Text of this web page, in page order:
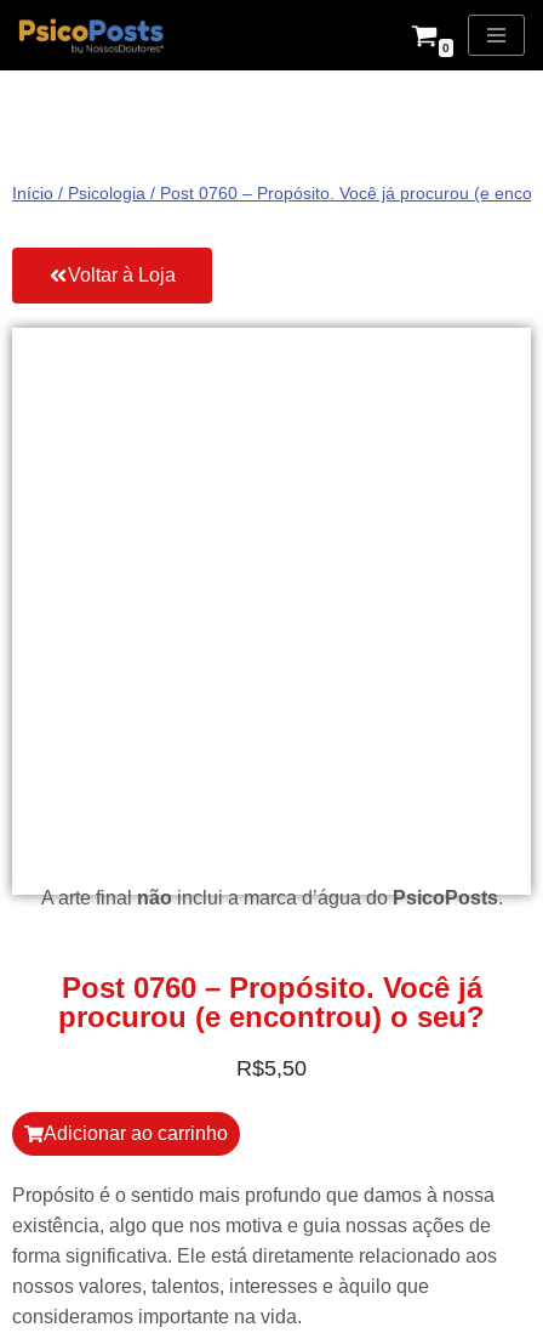
Pular
0
Início / Psicologia / Post 0760 – Propósito. Você já procurou (e
Voltar à Loja
A arte finalnãoinclui a marca d’água doPsicoPosts.
Post 0760 – Propósito. Você já
procurou (e encontrou) o seu?
R$5,50
Adicionar ao carrinho
Propósito é o sentido mais profundo que damos à nossa
existência, algo que nos motiva e guia nossas ações de
forma significativa. Ele está diretamente relacionado aos
nossos valores, talentos, interesses e àquilo que
consideramos importante na vida.